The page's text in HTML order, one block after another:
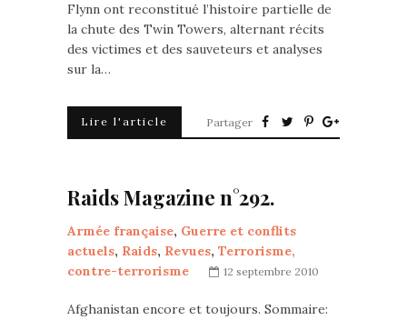
Flynn ont reconstitué l’histoire partielle de
la chute des Twin Towers, alternant récits
des victimes et des sauveteurs et analyses
sur la…
Lire l'article Partager
Raids Magazine n°292.
Armée française, Guerre et conflits
actuels, Raids, Revues, Terrorisme,
contre-terrorisme
12 septembre 2010
Afghanistan encore et toujours. Sommaire: